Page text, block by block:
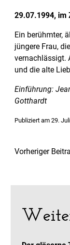
29.07.1994, im
Ein berühmter,
jüngere Frau,
vernachlässigt.
und die alte
Einführung:
Gotthardt
Publiziert am29.
Vorheriger